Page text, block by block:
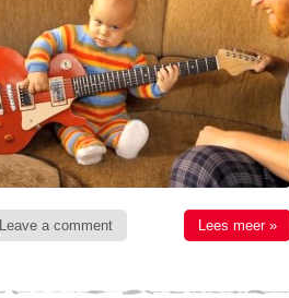
Leave a comment Lees meer »